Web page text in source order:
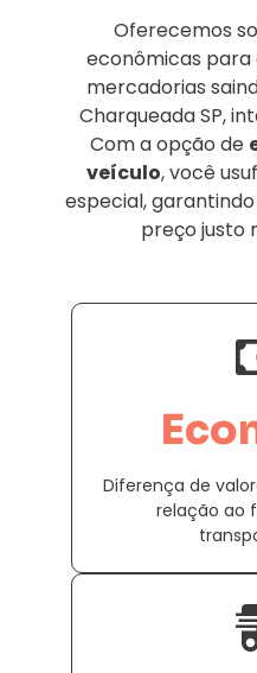
Oferecemos
econômicas
mercadorias
Charqueada SP,
Com a opção de
veículo, você
especial,
preço justo
Diferença de
relação ao